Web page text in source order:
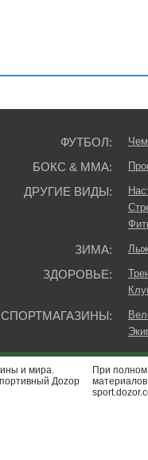
ФУТБОЛ:
БОКС & ММА:
ДРУГИЕ ВИДЫ:
ЗИМА:
ЗДОРОВЬЕ:
СПОРТМАГАЗИНЫ:
и мира.
Доzор
При полном